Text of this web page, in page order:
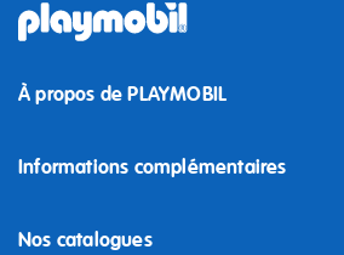
À propos de PLAYMOBIL
Informations complémentaires
Nos catalogues